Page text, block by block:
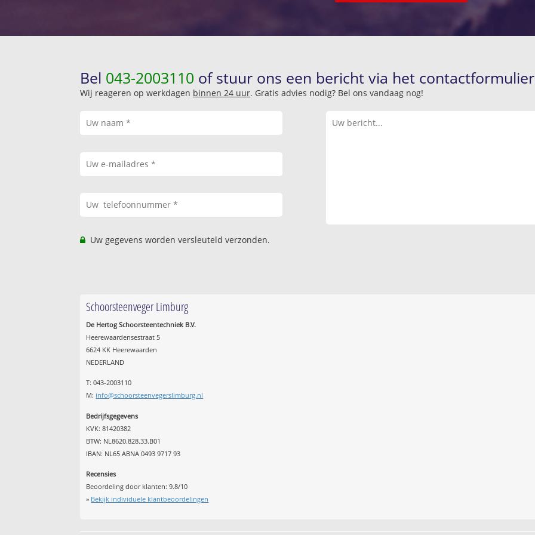
Bel 043-2003110 of stuur ons een bericht via het
Wij reageren op werkdagen binnen 24 uur. Gratis advies nodig? Bel ons vandaag nog!
Uw gegevens worden versleuteld verzonden.
Schoorsteenveger Limburg
De Hertog Schoorsteentechniek B.V.
Heerewaardensestraat 5
6624 KK Heerewaarden
NEDERLAND
T: 043-2003110
M: info@schoorsteenvegerslimburg.nl
Bedrijfsgegevens
KVK: 81420382
BTW: NL8620.828.33.B01
IBAN: NL65 ABNA 0493 9717 93
Recensies
Beoordeling door klanten:9.8/10
» Bekijk individuele klantbeoordelingen